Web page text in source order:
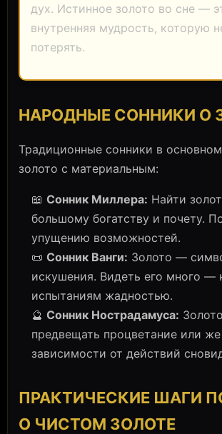
дух. Истинное золото во сне —
внутренняя мудрость, которую
потерять.
НАРОДНЫЕ СОННИКИ О
Традиционные сонники в
золото с материальным:
📖 Сонник Миллера: Найти
большому богатству и почету.
упущению возможностей.
📜 Сонник Ванги: Золото —
искушения. Видеть его много —
испытаниям жадностью.
🔮 Сонник Нострадамуса:
предвещать процветание или
зависимости от действий
ПРАКТИЧЕСКИЕ ШАГИ
О ЧИСТОМ ЗОЛОТЕ